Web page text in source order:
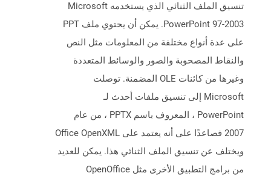
تنسيق الملف الثنائي الذي يستخدمه Microsoft
PowerPoint 97-2003. يمكن أن يحتوي ملف PPT
على عدة أنواع مختلفة من المعلومات مثل النص
والنقاط المصحوبة والصور والوسائط المتعددة
وغيرها من كائنات OLE المضمنة. توصلت
Microsoft إلى تنسيق ملفات أحدث لـ
PowerPoint ، المعروف باسم PPTX ، من عام
2007 فصاعدًا على أنه يعتمد على Office OpenXML
ويختلف عن تنسيق الملف الثنائي هذا. يمكن للعديد
من برامج التطبيق الأخرى مثل OpenOffice